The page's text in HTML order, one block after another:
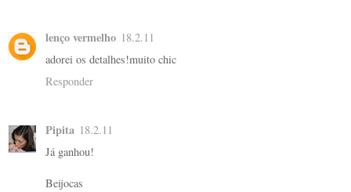
lenço vermelho 18.2.11
adorei os detalhes!muito chic
Responder
Pipita 18.2.11
Já ganhou!
Beijocas